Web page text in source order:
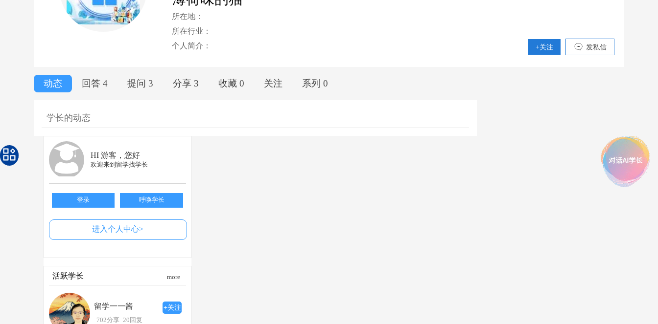
所在地：
所在行业：
个人简介：
+关注 发私信
动态 回答 4 提问 3 分享 3 收藏 0 关注 系列 0
学长的动态
HI 游客，您好
欢迎来到留学找学长
登录 呼唤学长
进入个人中心>
活跃学长 more
留学一一酱 +关注
702分享 20回复